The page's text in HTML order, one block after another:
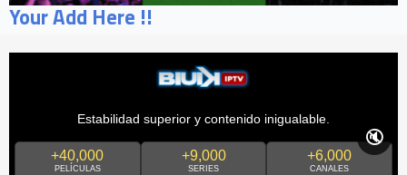
Your Add Here !!
Estabilidad superior y contenido inigualable.
+40,000
PELÍCULAS
+9,000
SERIES
+6,000
CANALES
🔇